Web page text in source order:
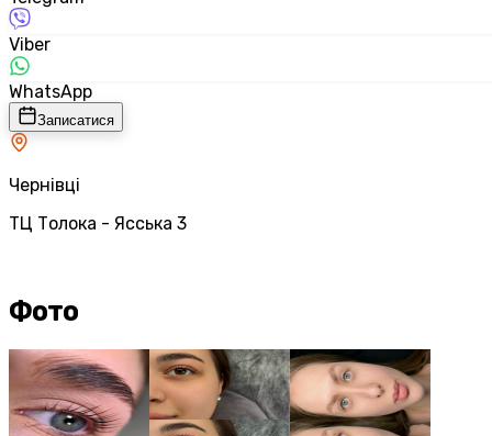
Viber
WhatsApp
Записатися
Чернівці
ТЦ Толока - Ясська 3
Фото